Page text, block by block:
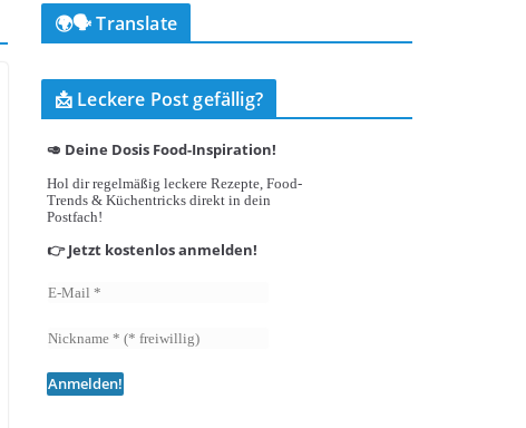
🌍🗣️ Translate
📩 Leckere Post gefällig?
🥑 Deine Dosis Food-Inspiration!
Hol dir regelmäßig leckere Rezepte, Food-
Trends & Küchentricks direkt in dein
Postfach!
👉 Jetzt kostenlos anmelden!